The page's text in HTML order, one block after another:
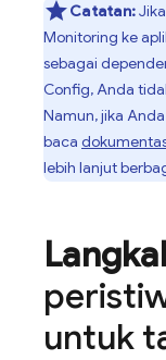
Catatan:
Monitoring ke
sebagai
Config, Anda
Namun, jika
baca
lebih lanjut
untuk